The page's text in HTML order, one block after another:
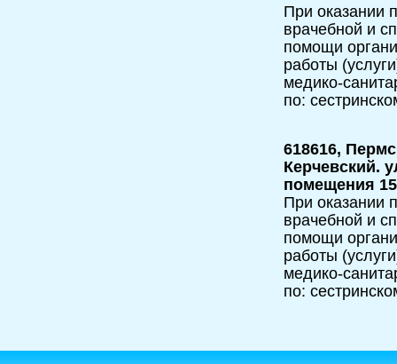
При оказании
врачебной и
помощи
работы
медико-
по:
618616,
Керчевский.
помещения
При оказании
врачебной и
помощи
работы
медико-
по: